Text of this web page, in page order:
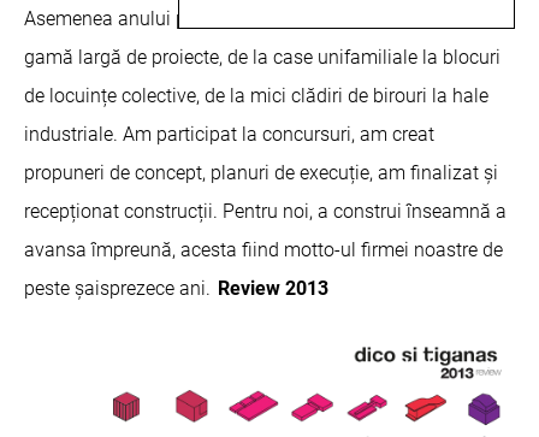
Asemenea anului precendent, acest an ne-a trecut printr-o
gamă largă de proiecte, de la case unifamiliale la blocuri
de locuințe colective, de la mici clădiri de birouri la hale
industriale. Am participat la concursuri, am creat
propuneri de concept, planuri de execuție, am finalizat și
recepționat construcții. Pentru noi, a construi înseamnă a
avansa împreună, acesta fiind motto-ul firmei noastre de
peste șaisprezece ani. Review 2013